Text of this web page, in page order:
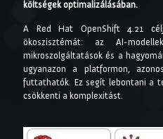
költségek optimalizálásában.
A Red Hat OpenShift 4.21
ökoszisztémát: az AI-
mikroszolgáltatások és a
ugyanazon a platformon,
futtathatók. Ez segít lebontani a
csökkenti a komplexitást.